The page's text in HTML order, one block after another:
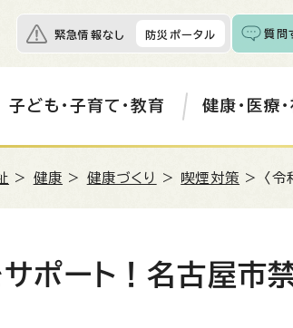
緊急情報なし 防災ポータル 質問
子ども・子育て・教育 健康・医療
> 健康 > 健康づくり > 喫煙対策 > 〈令
サポート！名古屋市